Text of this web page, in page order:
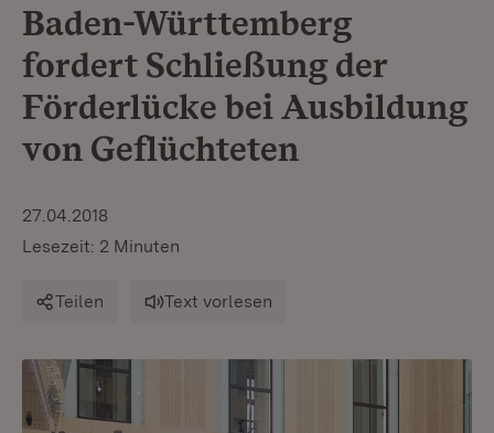
Baden-Württemberg
fordert Schließung der
Förderlücke bei Ausbildung
von Geflüchteten
27.04.2018
Lesezeit: 2 Minuten
Teilen Text vorlesen